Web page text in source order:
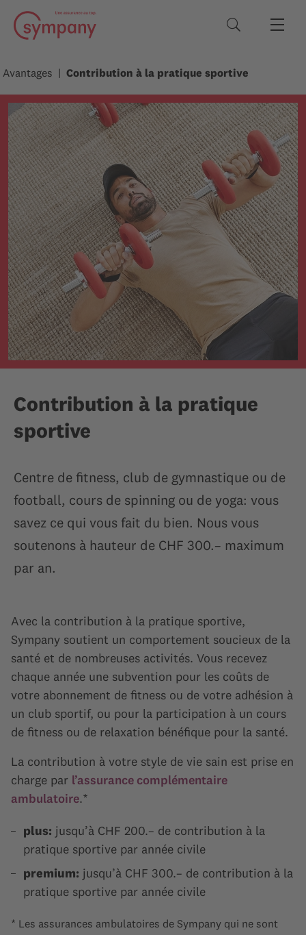
Termes de
Avantages Contribution à la pratique sportive
Contribution à la pratique
sportive
Centre de fitness, club de gymnastique ou de
football, cours de spinning ou de yoga: vous
savez ce qui vous fait du bien. Nous vous
soutenons à hauteur de CHF 300.– maximum
par an.
Avec la contribution à la pratique sportive,
Sympany soutient un comportement soucieux de la
santé et de nombreuses activités. Vous recevez
chaque année une subvention pour les coûts de
votre abonnement de fitness ou de votre adhésion à
un club sportif, ou pour la participation à un cours
de fitness ou de relaxation bénéfique pour la santé.
La contribution à votre style de vie sain est prise en
charge par l’assurance complémentaire
ambulatoire.*
plus: jusqu’à CHF 200.– de contribution à la
pratique sportive par année civile
premium: jusqu’à CHF 300.– de contribution à la
pratique sportive par année civile
* Les assurances ambulatoires de Sympany qui ne sont